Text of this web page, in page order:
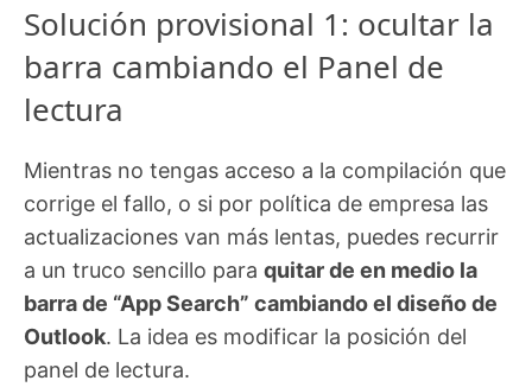
Solución provisional 1: ocultar la
barra cambiando el Panel de
lectura
Mientras no tengas acceso a la compilación que
corrige el fallo, o si por política de empresa las
actualizaciones van más lentas, puedes recurrir
a un truco sencillo para quitar de en medio la
barra de “App Search” cambiando el diseño de
Outlook. La idea es modificar la posición del
panel de lectura.